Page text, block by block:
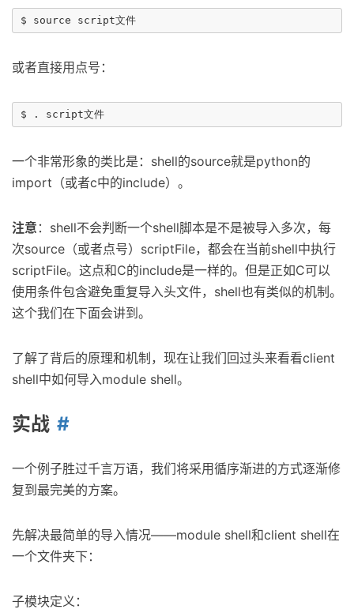
或者直接用点号：
一个非常形象的类比是：shell的source就是python的
import（或者c中的include）。
注意 ：shell不会判断一个shell脚本是不是被导入多次，每
次source（或者点号）scriptFile，都会在当前shell中执行
scriptFile。这点和C的include是一样的。但是正如C可以
使用条件包含避免重复导入头文件，shell也有类似的机制。
这个我们在下面会讲到。
了解了背后的原理和机制，现在让我们回过头来看看client
shell中如何导入module shell。
实战
一个例子胜过千言万语，我们将采用循序渐进的方式逐渐修
复到最完美的方案。
先解决最简单的导入情况——module shell和client shell在
一个文件夹下：
子模块定义：